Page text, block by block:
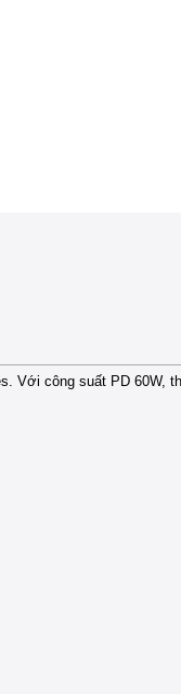
Với công suất PD 60W,